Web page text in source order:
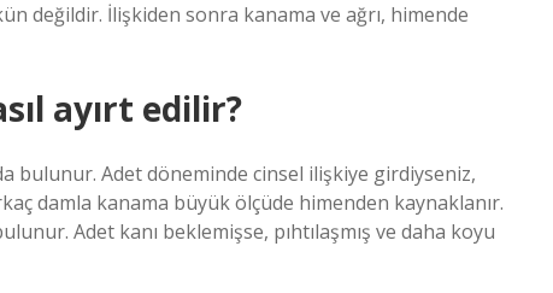
değildir. İlişkiden sonra kanama ve ağrı, himende
ayırt edilir?
bulunur. Adet döneminde cinsel ilişkiye girdiyseniz,
damla kanama büyük ölçüde himenden kaynaklanır.
Adet kanı beklemişse, pıhtılaşmış ve daha koyu